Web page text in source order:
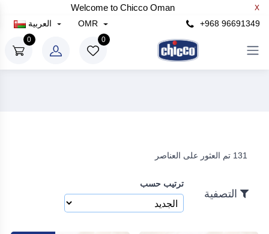
Welcome to Chicco Oman X
+968 96691349
OMR
0
0
×
بحث
131 تم العثور على العناصر
ترتيب حسب